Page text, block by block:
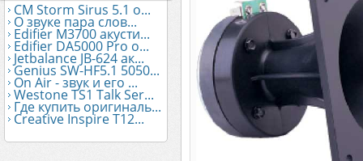
CM Storm Sirus 5.1 о...
О звуке пара слов...
Edifier М3700 акусти...
Edifier DA5000 Pro о...
Jetbalance JB-624 ак...
Genius SW-HF5.1 5050...
On Air - звук и его ...
Westone TS1 Talk Ser...
Где купить оригиналь...
Creative Inspire T12...